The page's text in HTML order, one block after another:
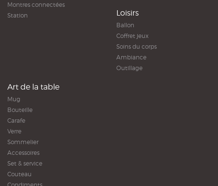
Montres connectées
Station
Loisirs
Ballon
Coffret jeux
Soins du corps
Ambiance
Outillage
Art de la table
Mug
Bouteille
Carafe
Verre
Sommelier
Accessoires
Set & service
Couteau